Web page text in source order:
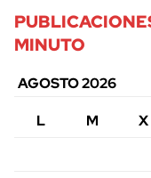
MINUTO
AGOSTO 2026
L
M X